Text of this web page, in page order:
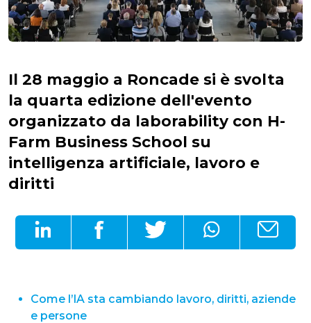
Il 28 maggio a Roncade si è svolta
la quarta edizione dell'evento
organizzato da laborability con H-
Farm Business School su
intelligenza artificiale, lavoro e
diritti
Come l’IA sta cambiando lavoro, diritti, aziende
e persone